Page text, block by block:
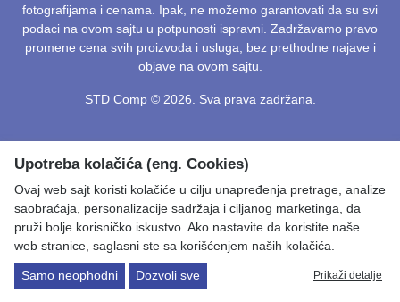
fotografijama i cenama. Ipak, ne možemo garantovati da su svi
podaci na ovom sajtu u potpunosti ispravni. Zadržavamo pravo
promene cena svih proizvoda i usluga, bez prethodne najave i
objave na ovom sajtu.
STD Comp © 2026. Sva prava zadržana.
Upotreba kolačića (eng. Cookies)
Ovaj web sajt koristi kolačiće u cilju unapređenja pretrage, analize
saobraćaja, personalizacije sadržaja i ciljanog marketinga, da
pruži bolje korisničko iskustvo. Ako nastavite da koristite naše
web stranice, saglasni ste sa korišćenjem naših kolačića.
Samo neophodni Dozvoli sve Prikaži detalje